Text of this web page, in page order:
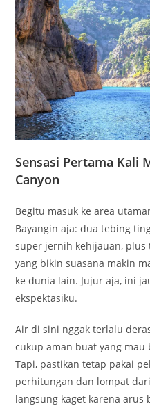
Sensasi Pertama Kali
Canyon
Begitu masuk ke area
Bayangin aja: dua tebing
super jernih kehijauan,
yang bikin suasana makin
ke dunia lain. Jujur aja, ini
ekspektasiku.
Air di sini nggak terlalu
cukup aman buat yang
Tapi, pastikan tetap pakai
perhitungan dan lompat
langsung kaget karena arus